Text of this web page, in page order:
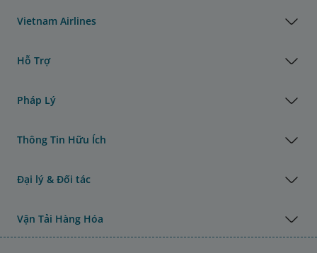
Vietnam Airlines
Hỗ Trợ
Pháp Lý
Thông Tin Hữu Ích
Đại lý & Đối tác
Vận Tải Hàng Hóa